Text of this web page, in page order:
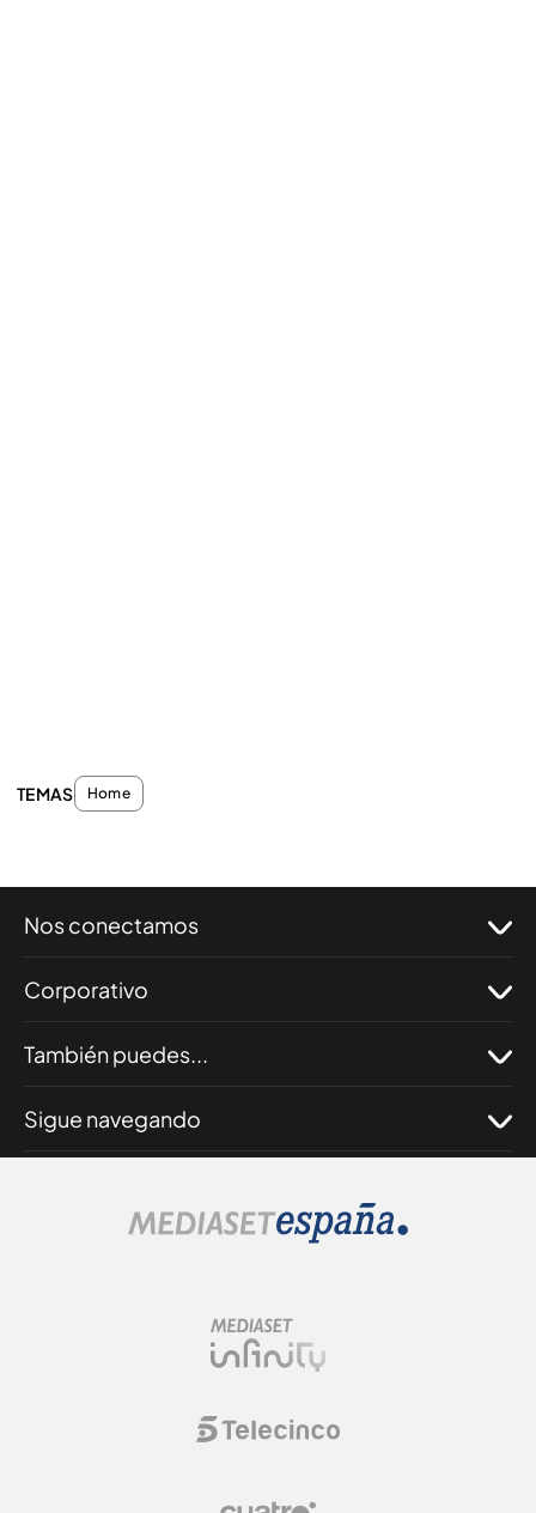
TEMAS Home
Nos conectamos
Corporativo
También puedes...
Sigue navegando